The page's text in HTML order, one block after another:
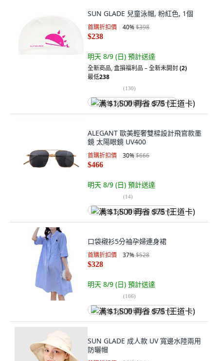
SUN GLADE 兒童泳帽, 粉紅色, 1個
首購折扣價 40%$398
$238
明天 8/9 (日) 預計送達
全新商品,盒損福利品 – 全新未開封(2)
最低238
(130)
满 $1,500 再省 $75 (王道卡)
ALEGANT 歐美輕奢雙樑設計飛官款墨
鏡 太陽眼鏡 UV400
首購折扣價 30%$666
$466
明天 8/9 (日) 預計送達
(14)
满 $1,500 再省 $75 (王道卡)
口袋襯衫5分袖孕婦連身裙
首購折扣價 37%$528
$328
明天 8/9 (日) 預計送達
(166)
满 $1,500 再省 $75 (王道卡)
SUN GLADE 成人款 UV 寬邊水陸兩用
防曬帽